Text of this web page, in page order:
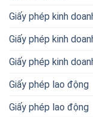
Giấy phép kinh
Giấy phép kinh
Giấy phép kinh
Giấy phép lao động
Giấy phép lao động